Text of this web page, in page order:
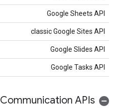
Google Sheets API
classic Google Sites API
Google Slides API
Google Tasks API
Communication APIs